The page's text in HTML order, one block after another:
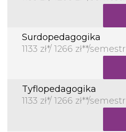
Surdopedagogika
1133 zł*/ 1266 zł**/semestr
Tyflopedagogika
1133 zł*/ 1266 zł**/semestr